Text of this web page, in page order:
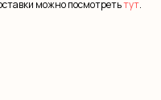
можно посмотретьтут.